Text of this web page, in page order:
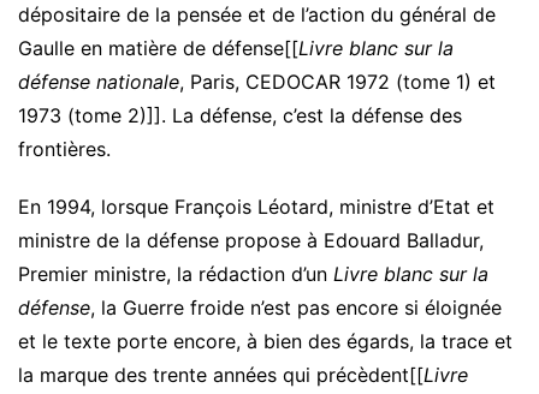
dépositaire de la pensée et de l’action du général de
Gaulle en matière de défense[[Livre blanc sur la
défense nationale, Paris, CEDOCAR 1972 (tome 1) et
1973 (tome 2)]]. La défense, c’est la défense des
frontières.
En 1994, lorsque François Léotard, ministre d’Etat et
ministre de la défense propose à Edouard Balladur,
Premier ministre, la rédaction d’un Livre blanc sur la
défense, la Guerre froide n’est pas encore si éloignée
et le texte porte encore, à bien des égards, la trace et
la marque des trente années qui précèdent[[Livre